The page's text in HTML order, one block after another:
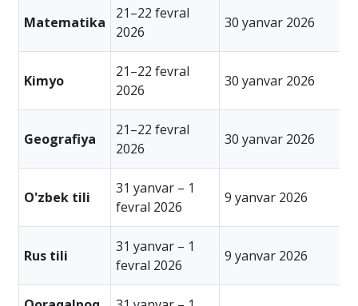
Matematika
21–22 fevral
2026
30 yanvar 2026
Kimyo
21–22 fevral
2026
30 yanvar 2026
Geografiya
21–22 fevral
2026
30 yanvar 2026
O'zbek tili
31 yanvar – 1
fevral 2026
9 yanvar 2026
Rus tili
31 yanvar – 1
fevral 2026
9 yanvar 2026